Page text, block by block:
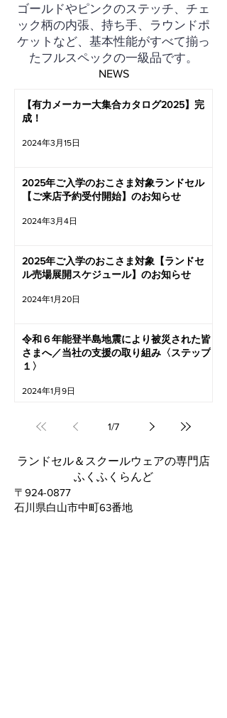
ゴールドやピンクのステッチ、チェ
ック柄の内張、持ち手、ラウンドポ
ケットなど、基本性能がすべて揃っ
たフルスペックの一級品です。
NEWS
【有力メーカー大集合カタログ2025】完
成！
2024年3月15日
2025年ご入学のおこさま対象ランドセル
【ご来店予約受付開始】のお知らせ
2024年3月4日
2025年ご入学のおこさま対象【ランドセ
ル売場展開スケジュール】のお知らせ
2024年1月20日
令和６年能登半島地震により被災された皆
さまへ／当社の支援の取り組み〈ステップ
１〉
2024年1月9日
1/7
ランドセル＆スクールウェアの専門店
ふくふくらんど
〒924-0877
石川県白山市中町63番地